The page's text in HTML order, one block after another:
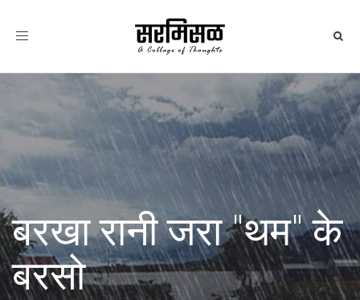
Toggle
बरखा रानी जरा "थम" के
बरसो